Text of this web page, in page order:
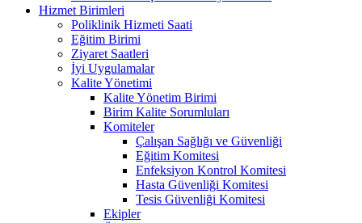
Hizmet Birimleri
Poliklinik Hizmeti Saati
Eğitim Birimi
Ziyaret Saatleri
İyi Uygulamalar
Kalite Yönetimi
Kalite Yönetim Birimi
Birim Kalite Sorumluları
Komiteler
Çalışan Sağlığı ve Güvenliği
Eğitim Komitesi
Enfeksiyon Kontrol Komitesi
Hasta Güvenliği Komitesi
Tesis Güvenliği Komitesi
Ekipler